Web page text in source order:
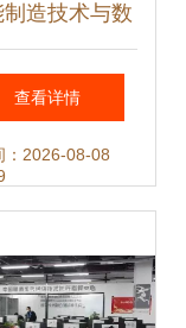
制造技术与数
工厂应用课件
查看详情
：2026-08-08